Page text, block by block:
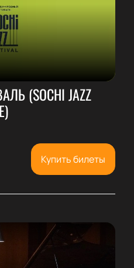
(SOCHI JAZZ
Купить билеты